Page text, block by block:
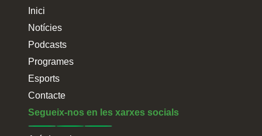
Inici
Notícies
Podcasts
Programes
Esports
Contacte
Segueix-nos en les xarxes socials